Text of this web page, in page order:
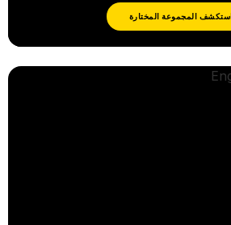
استكشف المجموعة المختارة